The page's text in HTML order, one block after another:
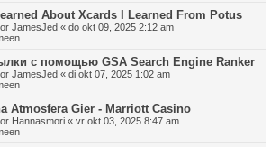
About Xcards I Learned From Potus
JamesJed « do okt 09, 2025 2:12 am
с помощью GSA Search Engine Ranker
JamesJed « di okt 07, 2025 1:02 am
Atmosfera Gier - Marriott Casino
Hannasmori « vr okt 03, 2025 8:47 am